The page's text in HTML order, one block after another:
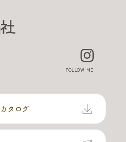
FOLLOW ME
カタログ